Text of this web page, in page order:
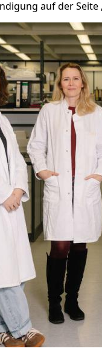
auf der Seite